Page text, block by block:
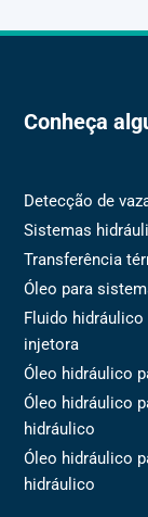
Conheça
Detecção de
Sistemas
Transferência
Óleo para
Fluido hidráulico
injetora
Óleo hidráulico
Óleo hidráulico
hidráulico
Óleo hidráulico
hidráulico